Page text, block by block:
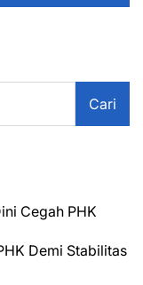
Cari
Cegah PHK
Demi Stabilitas